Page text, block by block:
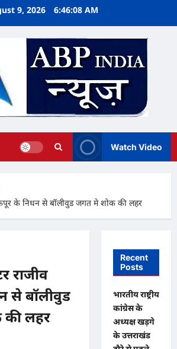
9, 2026 6:46:08 AM
Watch Video
के निधन से बॉलीवुड जगत मे शोक की लहर
राजीव
से बॉलीवुड
लहर
Recent
Posts
भारतीय राष्ट्रीय
कांग्रेस के
अध्यक्ष खड़गे
के उत्तराखंड